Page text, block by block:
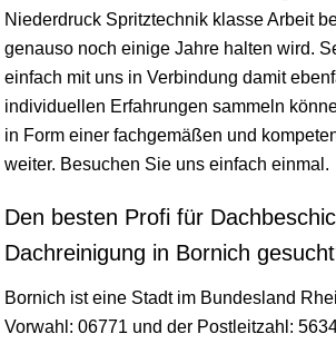
Niederdruck Spritztechnik klasse Arbeit
genauso noch einige Jahre halten wird.
einfach mit uns in Verbindung damit
individuellen Erfahrungen sammeln
in Form einer fachgemäßen und
weiter. Besuchen Sie uns einfach einmal.
Den besten Profi für
Dachreinigung in Bornich
Bornich ist eine Stadt im Bundesland
Vorwahl: 06771 und der Postleitzahl: